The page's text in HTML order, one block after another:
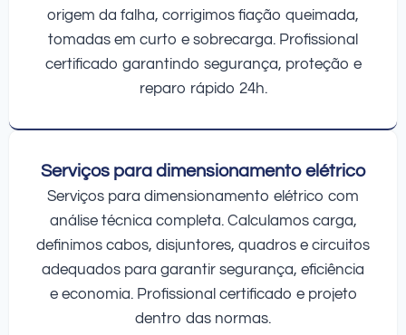
origem da falha, corrigimos fiação queimada,
tomadas em curto e sobrecarga. Profissional
certificado garantindo segurança, proteção e
reparo rápido 24h.
Serviços para dimensionamento elétrico
Serviços para dimensionamento elétrico com
análise técnica completa. Calculamos carga,
definimos cabos, disjuntores, quadros e circuitos
adequados para garantir segurança, eficiência
e economia. Profissional certificado e projeto
dentro das normas.